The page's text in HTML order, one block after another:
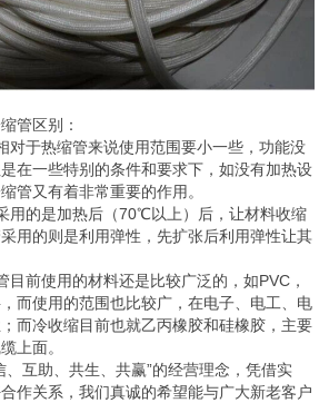
管区别：
对于热缩管来说使用范围要小一些，功能没
在一些特别的条件和要求下，如没有加热设
管又有着非常重要的作用。
用的是加热后（70℃以上）后，让材料收缩
用的则是利用弹性，先扩张后利用弹性让其
目前使用的材料还是比较广泛的，如PVC，
而使用的范围也比较广，在电子、电工、电
而冷收缩目前也就乙丙橡胶和硅橡胶，主要
上面。
、互助、共生、共赢”的经营理念，凭借实
作关系，我们真诚的希望能与广大新老客户